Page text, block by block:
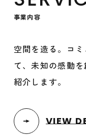
事業内容
空間を造る。コ
て、未知の感動
紹介します。
VIEW